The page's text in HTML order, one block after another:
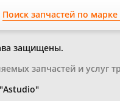
Поиск запчастей по марке
защищены.
запчастей и услуг